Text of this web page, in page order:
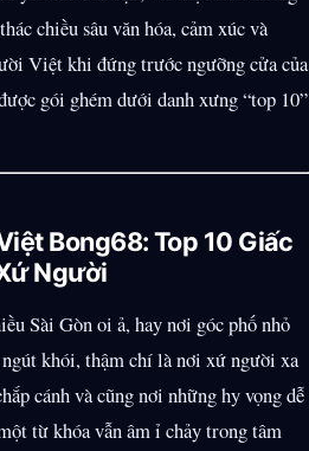
chiều sâu văn hóa, cảm xúc và
Việt khi đứng trước ngưỡng cửa của
gói ghém dưới danh xưng “top 10”
Bong68: Top 10 Giấc
Người
Sài Gòn oi ả, hay nơi góc phố nhỏ
khói, thậm chí là nơi xứ người xa
cánh và cũng nơi những hy vọng dễ
từ khóa vẫn âm ỉ chảy trong tâm